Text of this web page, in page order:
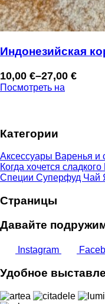
Индонезийская
10,00 €–27,00 €
Диапазон
цен:
27,00 €
Посмотреть на
Категории
Аксессуары Варенья и
Когда хочется сладкого
Специи Суперфуд Чай
Страницы
Давайте
Instagram
Удобное